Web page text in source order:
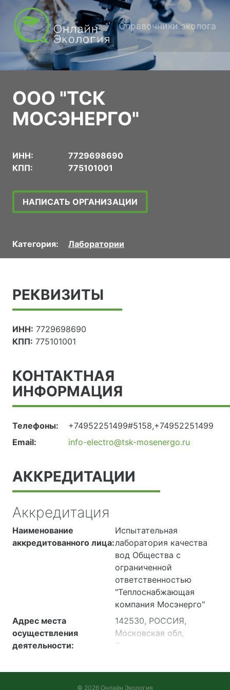
Справочники эколога
ООО "ТСК
МОСЭНЕРГО"
ИНН:
7729698690
КПП:
775101001
НАПИСАТЬ ОРГАНИЗАЦИИ
Категория: Лаборатории
РЕКВИЗИТЫ
ИНН: 7729698690
КПП: 775101001
КОНТАКТНАЯ
ИНФОРМАЦИЯ
Телефоны:
+74952251499#5158,+74952251499
Email:
info-electro@tsk-mosenergo.ru
АККРЕДИТАЦИИ
Аккредитация
Наименование
аккредитованного лица:
Испытательная
лаборатория качества
вод Общества с
ограниченной
ответственностью
"Теплоснабжающая
компания Мосэнерго"
Адрес места
осуществления
деятельности:
142530, РОССИЯ,
Московская обл,
Электрогорск г, ул
23а, литера Б
© 2026 Онлайн Экология